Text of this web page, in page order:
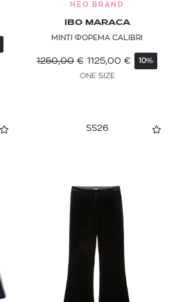
NEO BRAND
IBO MARACA
ΜΙΝΤΙ ΦΟΡΕΜΑ CALIBRI
1250,00 € 1125,00 € 10%
ONE SIZE
SS26